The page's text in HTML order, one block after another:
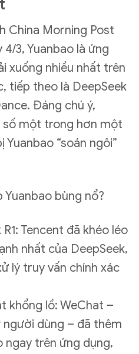
China Morning Post
3, Yuanbao là ứng
xuống nhiều nhất trên
tiếp theo là DeepSeek
Đáng chú ý,
số một trong hơn một
“soán ngôi”
Yuanbao bùng nổ?
Tencent đã khéo léo
nhất của DeepSeek,
lý truy vấn chính xác
khổng lồ: WeChat –
người dùng – đã thêm
ngay trên ứng dụng,